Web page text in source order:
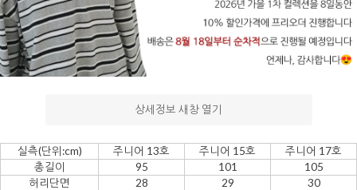
통해
상세정보 새창 열기
실측(단위:cm) 주니어 13호 주니어 15호
주니어 17호
총길이
95 101
105
허리단면
28 29 30